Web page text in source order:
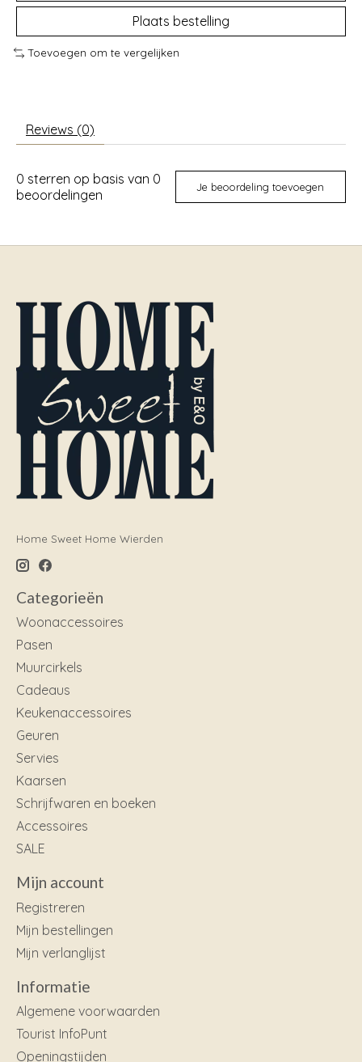
Plaats bestelling
Toevoegen om te vergelijken
Reviews (0)
0 sterren op basis van 0
beoordelingen
Je beoordeling toevoegen
Home Sweet Home Wierden
Categorieën
Woonaccessoires
Pasen
Muurcirkels
Cadeaus
Keukenaccessoires
Geuren
Servies
Kaarsen
Schrijfwaren en boeken
Accessoires
SALE
Mijn account
Registreren
Mijn bestellingen
Mijn verlanglijst
Informatie
Algemene voorwaarden
Tourist InfoPunt
Openingstijden